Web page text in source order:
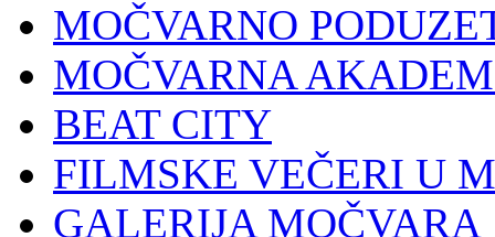
MOČVARNO
MOČVARNA
BEAT CITY
FILMSKE VEČERI U
GALERIJA MOČVARA